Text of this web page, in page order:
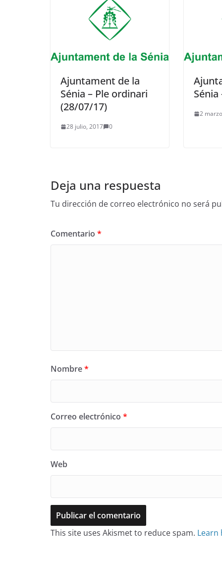
Ajuntament de la
Sénia – Ple ordinari
(28/07/17)
28 julio, 2017 0
2
Deja una respuesta
Tu dirección de correo electrónico no será
Comentario *
Nombre*
Correo electrónico *
Web
This site uses Akismet to reduce spam. Learn